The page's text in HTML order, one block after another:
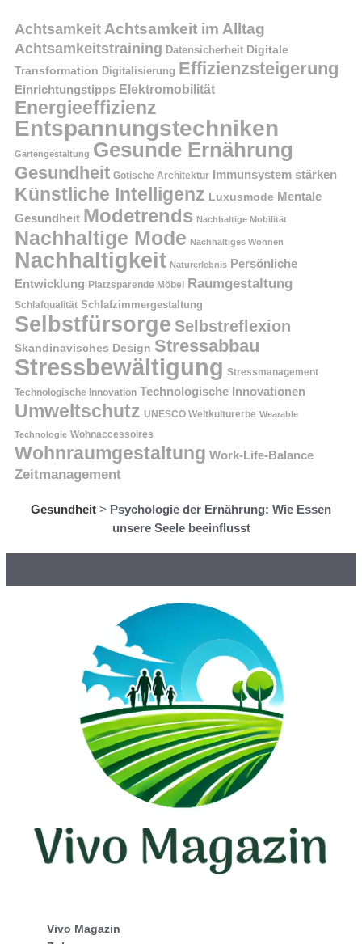
Achtsamkeit Achtsamkeit im Alltag
Achtsamkeitstraining Datensicherheit Digitale
Transformation Digitalisierung Effizienzsteigerung
Einrichtungstipps Elektromobilität
Energieeffizienz
Entspannungstechniken
Gartengestaltung Gesunde Ernährung
Gesundheit Gotische Architektur Immunsystem stärken
Künstliche Intelligenz Luxusmode Mentale
Gesundheit Modetrends Nachhaltige Mobilität
Nachhaltige Mode Nachhaltiges Wohnen
Nachhaltigkeit Naturerlebnis Persönliche
Entwicklung Platzsparende Möbel Raumgestaltung
Schlafqualität Schlafzimmergestaltung
Selbstfürsorge Selbstreflexion
Skandinavisches Design Stressabbau
Stressbewältigung Stressmanagement
Technologische Innovation Technologische Innovationen
Umweltschutz UNESCO Weltkulturerbe Wearable
Technologie Wohnaccessoires
Wohnraumgestaltung Work-Life-Balance
Zeitmanagement
Gesundheit > Psychologie der Ernährung: Wie Essen
unsere Seele beeinflusst
Vivo Magazin